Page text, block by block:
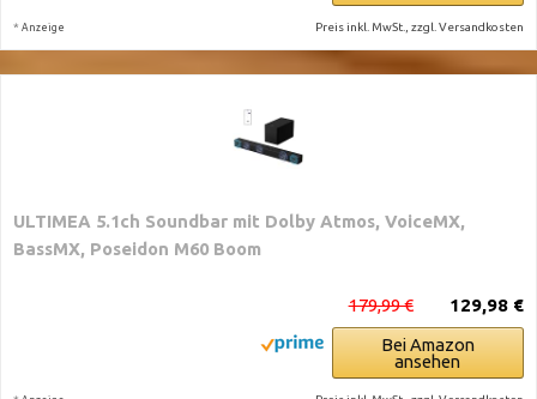
* Anzeige Preis inkl. MwSt., zzgl. Versandkosten
ULTIMEA 5.1ch Soundbar mit Dolby Atmos, VoiceMX,
BassMX, Poseidon M60 Boom
129,98 €
179,99 €
Bei Amazon
ansehen